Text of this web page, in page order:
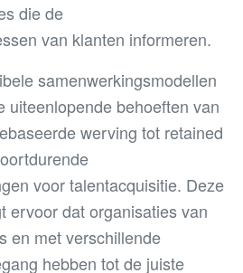
die de
van klanten informeren.
samenwerkingsmodellen
uiteenlopende behoeften van
werving tot retained
voor talentacquisitie. Deze
ervoor dat organisaties van
en met verschillende
hebben tot de juiste